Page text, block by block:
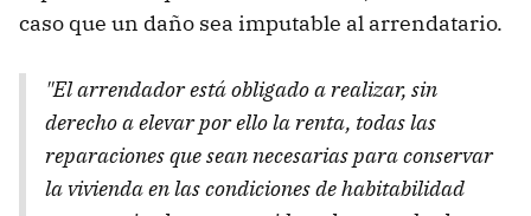
caso que un daño sea imputable al arrendatario.
"El arrendador está obligado a realizar, sin
derecho a elevar por ello la renta, todas las
reparaciones que sean necesarias para conservar
la vivienda en las condiciones de habitabilidad